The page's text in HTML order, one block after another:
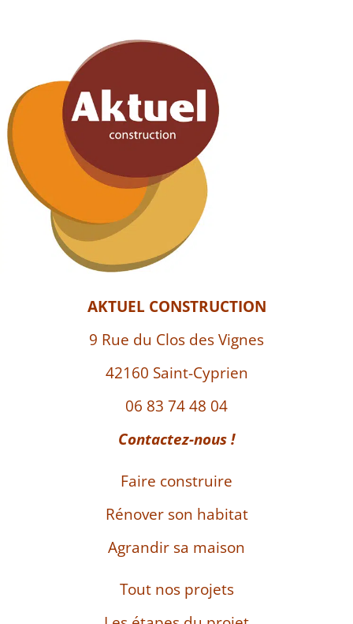
AKTUEL CONSTRUCTION
9 Rue du Clos des Vignes
42160 Saint-Cyprien
06 83 74 48 04
Contactez-nous !
Faire construire
Rénover son habitat
Agrandir sa maison
Tout nos projets